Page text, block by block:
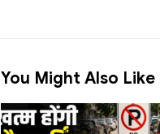
You Might Also Like